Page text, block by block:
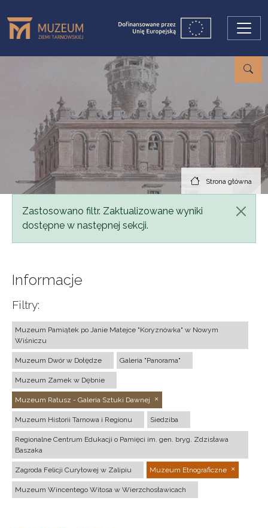
Strona główna
Komunikat
Zastosowano filtr. Zaktualizowane wyniki
dostępne w następnej sekcji.
Informacje
Filtry:
Muzeum Pamiątek po Janie Matejce "Koryznówka" w Nowym
Wiśniczu
Muzeum Dwór w Dołędze Galeria "Panorama"
Muzeum Zamek w Dębnie
Muzeum Ratusz - Galeria Sztuki Dawnej
Muzeum Historii Tarnowa i Regionu Siedziba
Regionalne Centrum Edukacji o Pamięci im. gen. bryg. Zdzisława
Baszaka
Zagroda Felicji Curyłowej w Zalipiu Muzeum Etnograficzne
Muzeum Wincentego Witosa w Wierzchosławicach